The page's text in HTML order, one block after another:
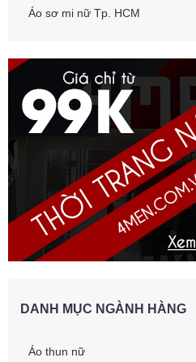
Áo sơ mi nữ Tp. HCM
DANH MỤC NGÀNH HÀNG
Áo thun nữ